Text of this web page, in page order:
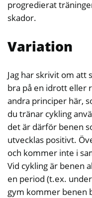
progredierat
skador.
Variation
Jag har skrivit om
bra på en idrott eller
andra principer här,
du tränar cykling
det är därför benen
utvecklas positivt.
och kommer inte i
Vid cykling är benen
en period (t.ex.
gym kommer benen